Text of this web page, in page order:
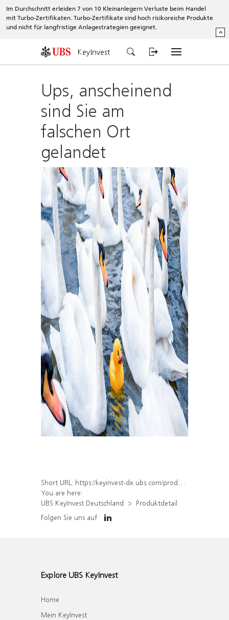
Im Durchschnitt erleiden 7 von 10 Kleinanlegern Verluste beim Handel
mit Turbo-Zertifikaten. Turbo-Zertifikate sind hoch risikoreiche Produkte
und nicht für langfristige Anlagestrategien geeignet.
^
KeyInvest
Ups, anscheinend
sind Sie am
falschen Ort
gelandet
Short URL: https://keyinvest-de.ubs.com/produkt/detail/index/isin/DE000WA8H0E5
You are here:
UBS KeyInvest Deutschland
Produktdetail
Folgen Sie uns auf
Explore UBS KeyInvest
Home
Mein KeyInvest